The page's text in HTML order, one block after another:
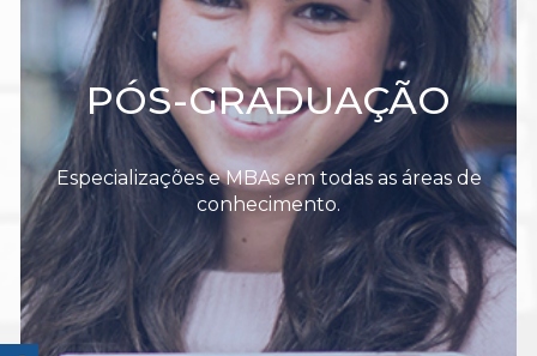
PÓS-GRADUAÇÃO
Especializações e MBAs em todas as áreas de
conhecimento.